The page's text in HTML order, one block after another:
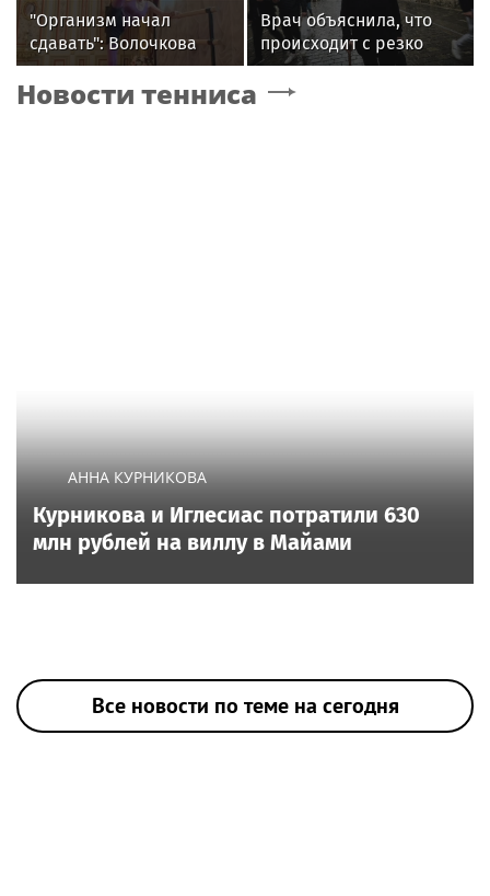
"Организм начал
сдавать": Волочкова
раскрыла причину
отсутствия фотографий
Врач объяснила, что
происходит с резко
похудевшей Пугачёвой:
"Вылечить уже нельзя"
Новости тенниса
АННА КУРНИКОВА
Курникова и Иглесиас потратили 630
млн рублей на виллу в Майами
Все новости по теме на сегодня